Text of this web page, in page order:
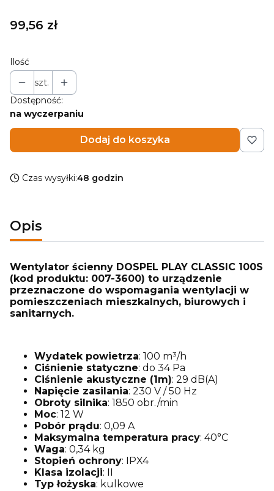
Cena
99,56 zł
Ilość
szt.
Dostępność:
na wyczerpaniu
Dodaj do koszyka
Czas wysyłki:48 godzin
Opis
Wentylator ścienny DOSPEL PLAY CLASSIC 100S
(kod produktu: 007-3600) to urządzenie
przeznaczone do wspomagania wentylacji w
pomieszczeniach mieszkalnych, biurowych i
sanitarnych.
Wydatek powietrza: 100 m³/h
Ciśnienie statyczne: do 34 Pa
Ciśnienie akustyczne (1m): 29 dB(A)
Napięcie zasilania: 230 V / 50 Hz
Obroty silnika: 1850 obr./min
Moc: 12 W
Pobór prądu: 0,09 A
Maksymalna temperatura pracy: 40°C
Waga: 0,34 kg
Stopień ochrony: IPX4
Klasa izolacji: II
Typ łożyska: kulkowe